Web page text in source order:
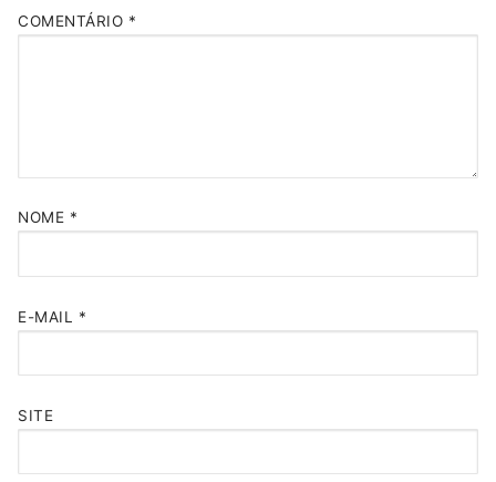
COMENTÁRIO *
NOME *
E-MAIL *
SITE